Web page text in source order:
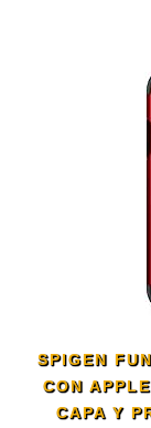
SPIGEN
CON
CAPA Y